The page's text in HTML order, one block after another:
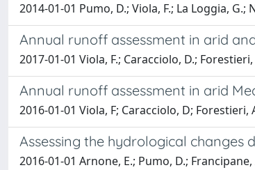
2014-01-01 Pumo, D.; Viola, F.; La Loggia, G.;
Annual runoff assessment in arid
2017-01-01 Viola, F.; Caracciolo, D.;
Annual runoff assessment in arid
2016-01-01 Viola, F; Caracciolo, D; Forestieri,
Assessing the hydrological changes
2016-01-01 Arnone, E.; Pumo, D.;